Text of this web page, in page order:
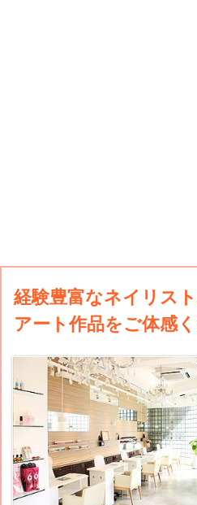
経験豊富なネイリス
アート作品をご体感